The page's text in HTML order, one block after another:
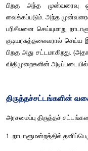
கொண்டிருக்க
எண்ணிக்கையில்
ஒவ்வொரு அவையும்
ஒருவேளை திருத்த
வேறுபாடு
வகைமுறைகள்
தனிப்பெரும்பான்மை
தந்து வாக்களிக்கும்